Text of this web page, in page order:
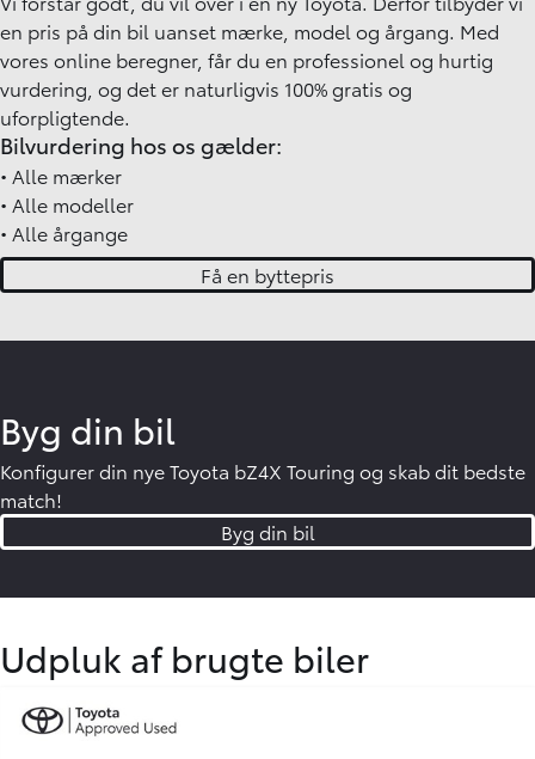
en pris på din bil uanset mærke, model og årgang. Med
vores online beregner, får du en professionel og hurtig
vurdering, og det er naturligvis 100% gratis og
uforpligtende.
Bilvurdering hos os gælder:
• Alle mærker
• Alle modeller
• Alle årgange
Få en byttepris
Byg din bil
Konfigurer din nye Toyota bZ4X Touring og skab dit bedste
match!
Byg din bil
Udpluk af brugte biler